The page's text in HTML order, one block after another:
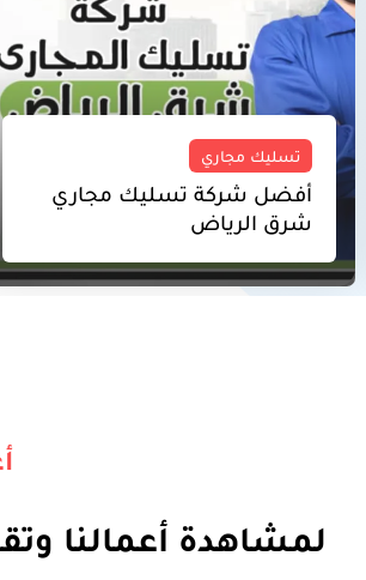
تسليك مجاري
شركة تسليك المجاري
بالرياض
لمشاهدة أعمالنا